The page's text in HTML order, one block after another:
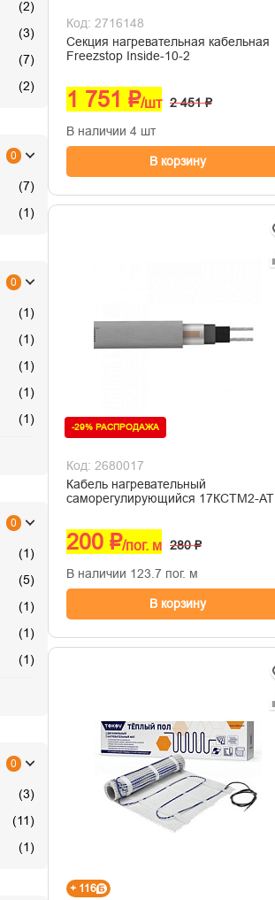
(2)
(3)
(7)
(2)
0
(7)
(1)
0
(1)
(1)
(1)
(1)
(1)
0
(1)
(5)
(1)
(1)
(1)
0
(3)
(11)
(1)
Код: 2716148
Секция нагревательная кабельная
Freezstop Inside-10-2
1 751 ₽/шт 2 451 ₽
В наличии 4 шт
В корзину
-29% РАСПРОДАЖА
Код: 2680017
Кабель нагревательный
саморегулирующийся 17КСТМ2-АТ
200 ₽/пог. м 280 ₽
В наличии 123.7 пог. м
В корзину
+ 116